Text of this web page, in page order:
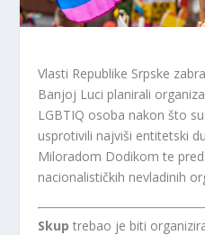
Vlasti Republike Srpske
Banjoj Luci planirali
LGBTIQ osoba nakon što
usprotivili najviši entitetski
Miloradom Dodikom te
nacionalističkih nevladinih
Skup trebao je biti